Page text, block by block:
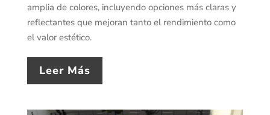
amplia de colores, incluyendo opciones más claras y
reflectantes que mejoran tanto el rendimiento como
el valor estético.
Leer Más